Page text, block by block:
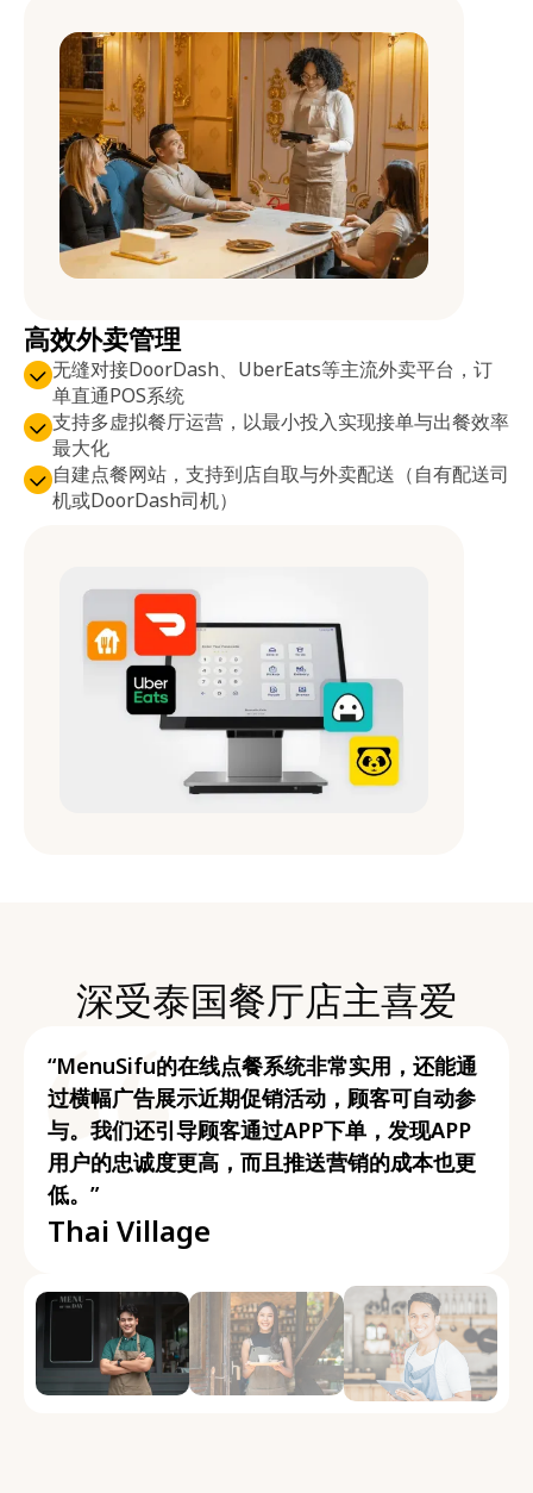
高效外卖管理
无缝对接DoorDash、UberEats等主流外卖平台，订
单直通POS系统
支持多虚拟餐厅运营，以最小投入实现接单与出餐效率
最大化
自建点餐网站，支持到店自取与外卖配送（自有配送司
机或DoorDash司机）
深受泰国餐厅店主喜爱
“MenuSifu的在线点餐系统非常实用，还能通
过横幅广告展示近期促销活动，顾客可自动参
与。我们还引导顾客通过APP下单，发现APP
用户的忠诚度更高，而且推送营销的成本也更
低。”
Thai Village